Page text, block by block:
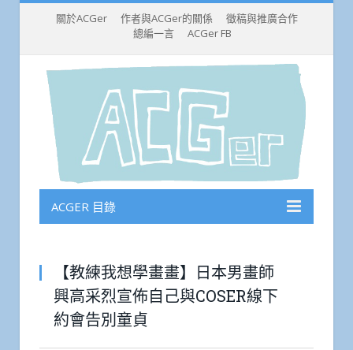
關於ACGer 作者與ACGer的關係
徵稿與推廣合作
總編一言
ACGer FB
ACGER 目錄
【教練我想學畫畫】日本男畫師
興高采烈宣佈自己與COSER線下
約會告別童貞